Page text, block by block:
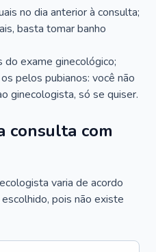
no dia anterior à consulta;
basta tomar banho
do exame ginecológico;
pelos pubianos: você não
ginecologista, só se quiser.
consulta com
varia de acordo
pois não existe